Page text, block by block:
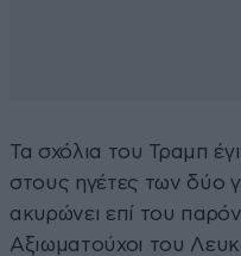
Τα σχόλια του Τραμπ
στους ηγέτες των δύο
ακυρώνει επί του
Αξιωματούχοι του